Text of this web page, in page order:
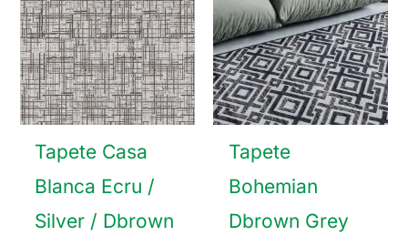
Tapete Casa
Blanca Ecru /
Silver / Dbrown
Tapete
Bohemian
Dbrown Grey